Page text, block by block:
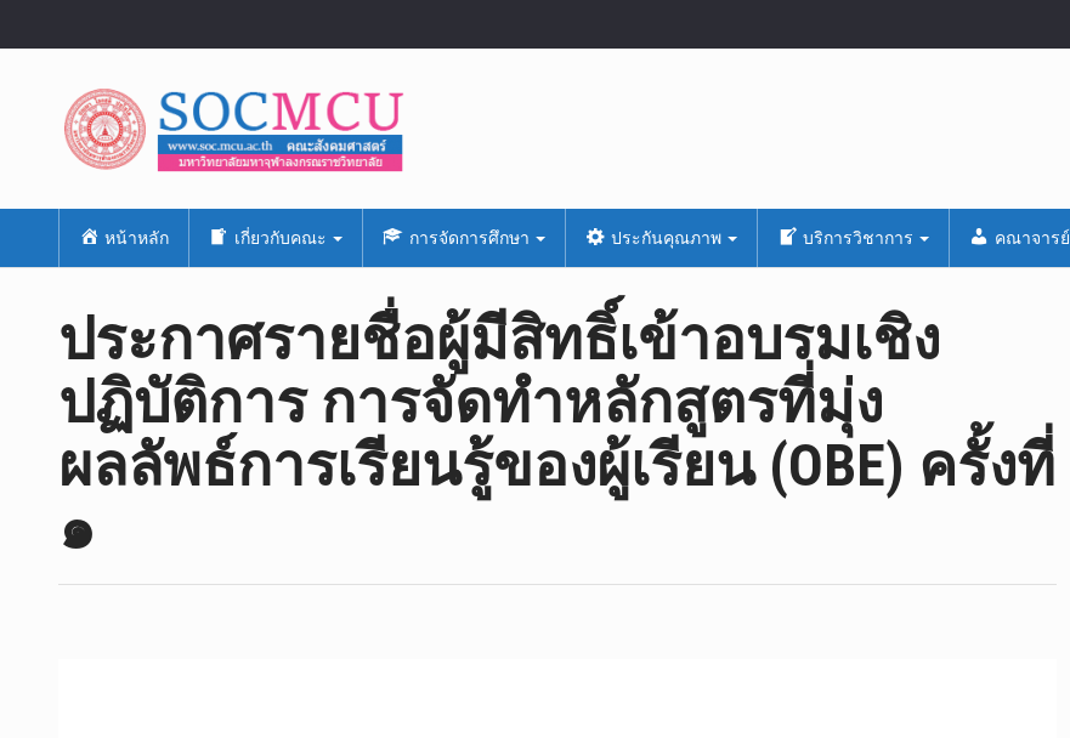
หน้าหลัก เกี่ยวกับคณะ การจัดการศึกษา ประกันคุณภาพ บริการวิชาการ คณาจารย์
ประกาศรายชื่อผู้มีสิทธิ์เข้าอบรมเชิง
ปฏิบัติการ การจัดทำหลักสูตรที่มุ่ง
ผลลัพธ์การเรียนรู้ของผู้เรียน (OBE) ครั้งที่
๑